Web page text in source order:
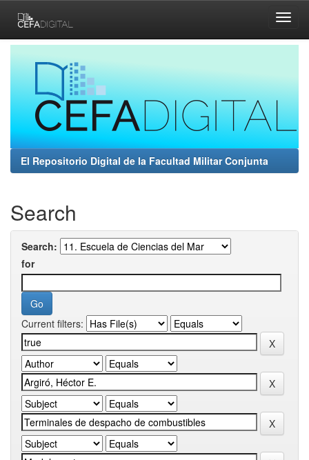
navigation
El Repositorio Digital de la Facultad Militar Conjunta
Search
Search:
for
Current filters: